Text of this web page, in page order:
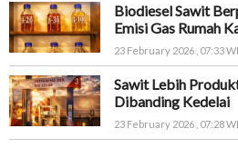
Biodiesel Sawit
Emisi Gas Rumah
23 February 2026 , 07:33
Sawit Lebih
Dibanding Kedelai
23 February 2026 , 07:28